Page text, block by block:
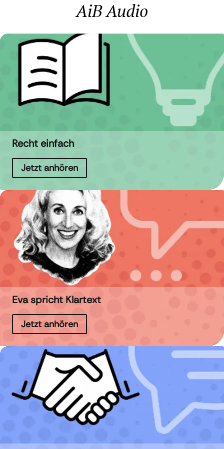
AiB Audio
Recht einfach
Jetzt anhören
Eva spricht Klartext
Jetzt anhören